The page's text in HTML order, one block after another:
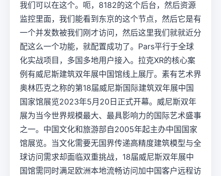
我们可以在这个。呃，8182的这个后台，然后资源
监控里面，我们能看到东京的这个节点，然后它是有
一个并发数被我们刚才访问，然后这里我们就就近分
配这么一个功能，就配置成功了。Pars平行于全球
化实战项目，多国多地用户接入。拉克XR的核心案
例有威尼斯建筑双年展中国馆线上展厅。素有艺术界
奥林匹克之称的第18届威尼斯国际建筑双年展中国
国家馆展览2023年5月20日正式开幕。威尼斯双年
展为当今世界规模最大、最具影响力的国际艺术盛事
之一。中国文化和旅游部自2005年起主办中国国家
馆展览。当文化需要无国界传递高精度建筑模型与全
球访问需求却面临双重挑战，18届威尼斯双年展中
国馆需同时满足欧洲本地流畅访问加中国客户远程访